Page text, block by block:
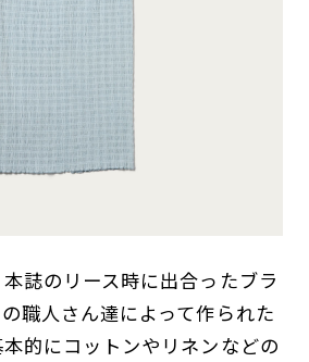
誌のリース時に出合ったブラ
職人さん達によって作られた
的にコットンやリネンなどの